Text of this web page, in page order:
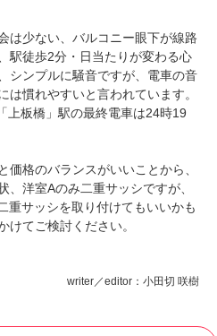
は少ない、バルコニー眼下が線路
駅徒歩2分・日当たりが変わる心
シンプルに騒音ですが、電車の音
は慣れやすいと言われています。
上板橋」駅の最終電車は24時19
価格のバランスがいいことから、
洋室Aのみ二重サッシですが、
重サッシを取り付けてもいいかも
けてご検討ください。
writer／editor：小田切 咲樹